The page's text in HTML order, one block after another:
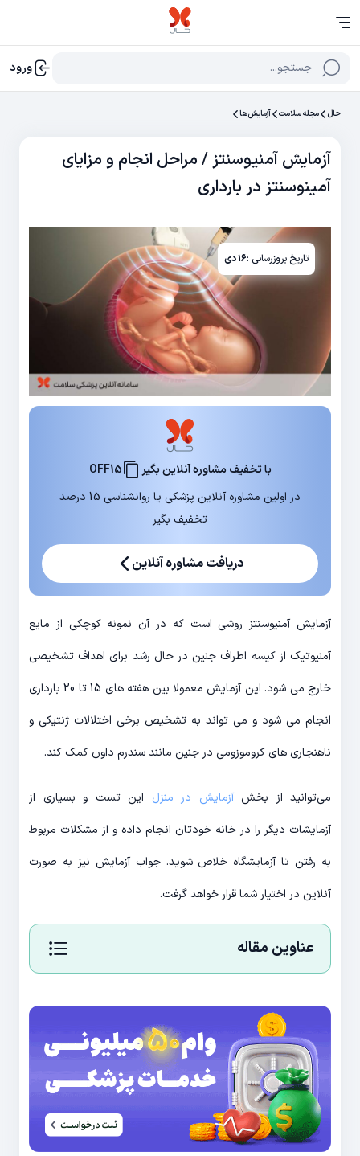
جستجو... ورود
حال مجله سلامت آزمایش‌‌ها
آزمایش آمنیوسنتز / مراحل انجام و مزایای
آمینوسنتز در بارداری
تاریخ بروزرسانی :۱۶ دی
با تخفیف مشاوره آنلاین بگیر
OFF15
در اولین مشاوره آنلاین پزشکی یا روانشناسی 15 درصد
تخفیف بگیر
دریافت مشاوره آنلاین
آزمایش آمنیوسنتز روشی است که در آن نمونه کوچکی از مایع
آمنیوتیک از کیسه اطراف جنین در حال رشد برای اهداف تشخیصی
خارج می شود. این آزمایش معمولا بین هفته های 15 تا 20 بارداری
انجام می شود و می تواند به تشخیص برخی اختلالات ژنتیکی و
ناهنجاری های کروموزومی در جنین مانند سندرم داون کمک کند.
می‌توانید از بخشآزمایش در منزل این تست و بسیاری از
آزمایشات دیگر را در خانه خودتان انجام داده و از مشکلات مربوط
به رفتن تا آزمایشگاه خلاص شوید. جواب آزمایش نیز به صورت
آنلاین در اختیار شما قرار خواهد گرفت.
عناوین مقاله